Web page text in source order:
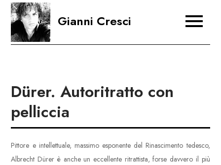
Skip
content
Gianni Cresci
Dürer. Autoritratto con
pelliccia
Pittore e intellettuale, massimo esponente del Rinascimento tedesco,
Albrecht Dürer è anche un eccellente ritrattista, forse davvero il più